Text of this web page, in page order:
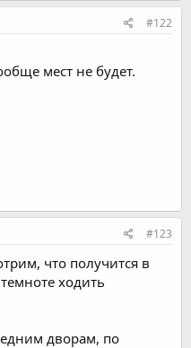
#122
мест не будет.
#123
что получится в
ходить
дворам, по